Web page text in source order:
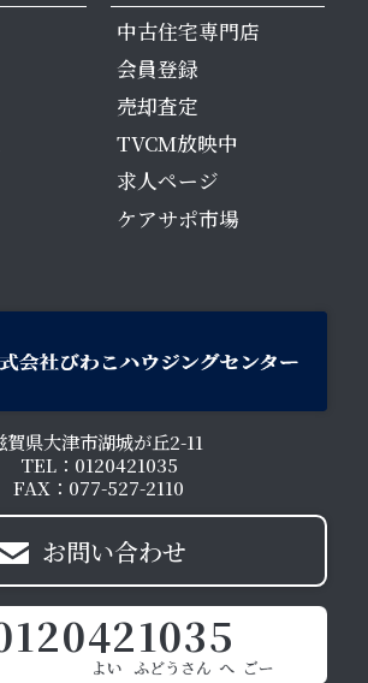
中古住宅専門店
会員登録
売却査定
TVCM放映中
求人ページ
ケアサポ市場
賀県大津市湖城が丘2-11
TEL：0120421035
FAX：077-527-2110
お問い合わせ